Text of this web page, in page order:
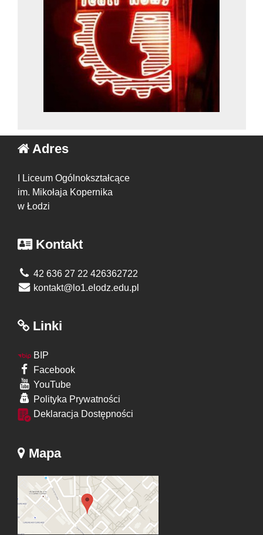
Adres
I Liceum Ogólnokształcące
im. Mikołaja Kopernika
w Łodzi
Kontakt
42 636 27 22 426362722
kontakt@lo1.elodz.edu.pl
Linki
BIP
Facebook
YouTube
Polityka Prywatności
Deklaracja Dostępności
Mapa